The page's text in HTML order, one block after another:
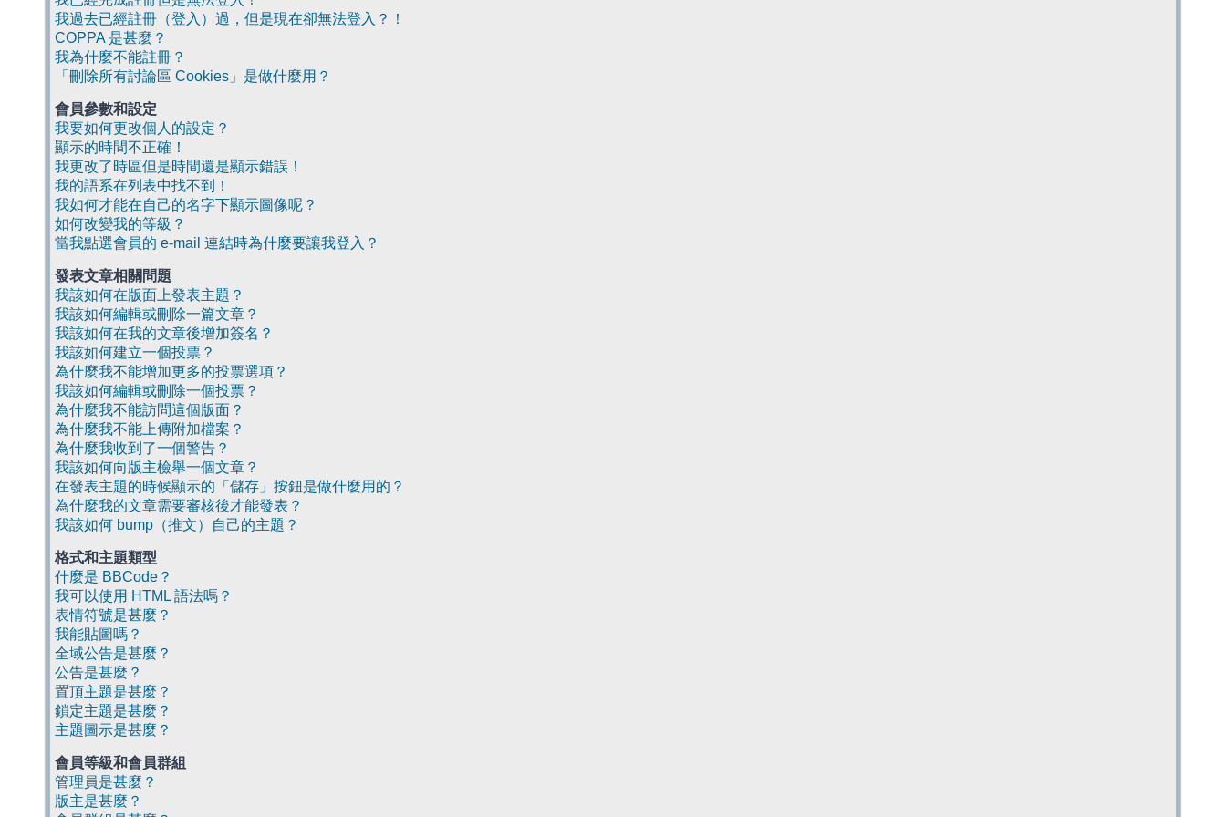
我過去已經註冊（登入）過，但是現在卻無法登入？！
COPPA 是甚麼？
我為什麼不能註冊？
「刪除所有討論區 Cookies」是做什麼用？
會員參數和設定
我要如何更改個人的設定？
顯示的時間不正確！
我更改了時區但是時間還是顯示錯誤！
我的語系在列表中找不到！
我如何才能在自己的名字下顯示圖像呢？
如何改變我的等級？
當我點選會員的 e-mail 連結時為什麼要讓我登入？
發表文章相關問題
我該如何在版面上發表主題？
我該如何編輯或刪除一篇文章？
我該如何在我的文章後增加簽名？
我該如何建立一個投票？
為什麼我不能增加更多的投票選項？
我該如何編輯或刪除一個投票？
為什麼我不能訪問這個版面？
為什麼我不能上傳附加檔案？
為什麼我收到了一個警告？
我該如何向版主檢舉一個文章？
在發表主題的時候顯示的「儲存」按鈕是做什麼用的？
為什麼我的文章需要審核後才能發表？
我該如何 bump（推文）自己的主題？
格式和主題類型
什麼是 BBCode？
我可以使用 HTML 語法嗎？
表情符號是甚麼？
我能貼圖嗎？
全域公告是甚麼？
公告是甚麼？
置頂主題是甚麼？
鎖定主題是甚麼？
主題圖示是甚麼？
會員等級和會員群組
管理員是甚麼？
版主是甚麼？